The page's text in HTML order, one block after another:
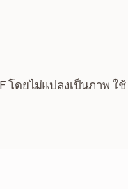
โดยไม่แปลงเป็นภาพ ใช้